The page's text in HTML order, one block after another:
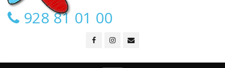
928 81 01 00